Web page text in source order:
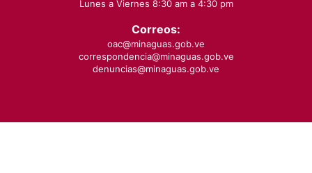
Lunes a Viernes 8:30 am a 4:30 pm
Correos:
oac@minaguas.gob.ve
correspondencia@minaguas.gob.ve
denuncias@minaguas.gob.ve